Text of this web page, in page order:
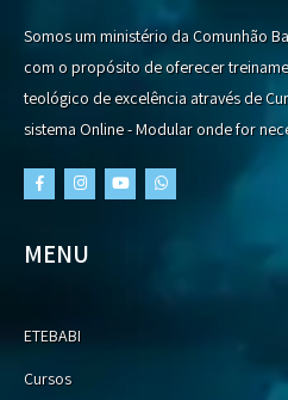
Somos um ministério da Comunhão
com o propósito de oferecer
teológico de excelência através de
sistema Online - Modular onde for
MENU
ETEBABI
Cursos